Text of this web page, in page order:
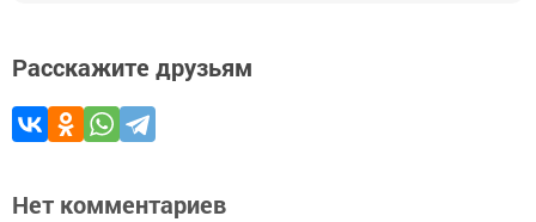
Расскажите друзьям
Нет комментариев